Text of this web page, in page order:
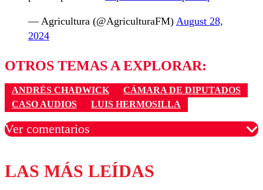
— Agricultura (@AgriculturaFM) August 28,
2024
OTROS TEMAS A EXPLORAR:
ANDRÉS CHADWICK
CÁMARA DE DIPUTADOS
CASO AUDIOS
LUIS HERMOSILLA
Ver comentarios
Los comentarios son moderados para garantizar un
diálogo respetuoso.
LAS MÁS LEÍDAS